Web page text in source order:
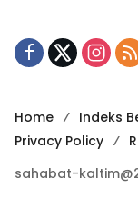
Home Indeks
Privacy Policy
sahabat-